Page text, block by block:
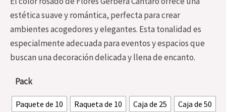
estética suave y romántica, perfecta para crear
ambientes acogedores y elegantes. Esta tonalidad es
especialmente adecuada para eventos y espacios que
buscan una decoración delicada y llena de encanto.
Pack
Paquete de 10 Raqueta de 10 Caja de 25 Caja de 50